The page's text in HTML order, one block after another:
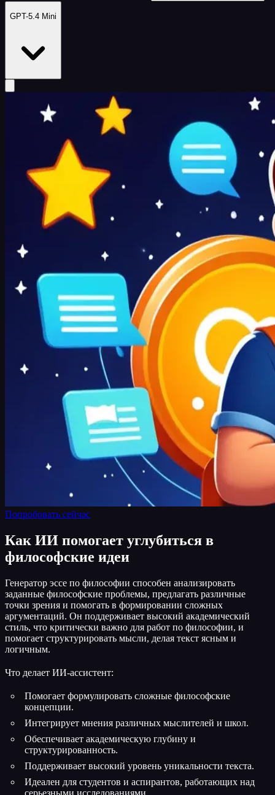
GPT-5.4 Mini
Попробовать сейчас
Как ИИ помогает углубиться в
философские идеи
Генератор эссе по философии способен анализировать
заданные философские проблемы, предлагать различные
точки зрения и помогать в формировании сложных
аргументаций. Он поддерживает высокий академический
стиль, что критически важно для работ по философии, и
помогает структурировать мысли, делая текст ясным и
логичным.
Что делает ИИ-ассистент:
Помогает формулировать сложные философские
концепции.
Интегрирует мнения различных мыслителей и школ.
Обеспечивает академическую глубину и
структурированность.
Поддерживает высокий уровень уникальности текста.
Идеален для студентов и аспирантов, работающих над
серьезными исследованиями.